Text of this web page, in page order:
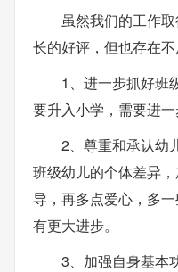
虽然我们的工作
长的好评，但也存在不
1、进一步抓好班
要升入小学，需要进一
2、尊重和承认幼
班级幼儿的个体差异
导，再多点爱心，多
有更大进步。
3、加强自身基本